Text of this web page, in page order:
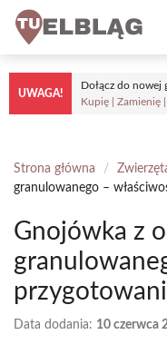
Przejdź
treści
UWAGA!
Dołącz do nowej
Kupię | Zamienię
Strona główna /
granulowanego –
Gnojówka z
Data dodania: 10 czerwca